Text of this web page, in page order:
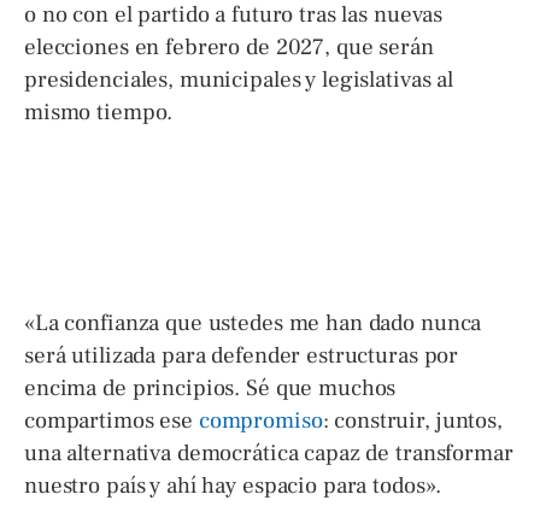
o no con el partido a futuro tras las nuevas
elecciones en febrero de 2027, que serán
presidenciales, municipales y legislativas al
mismo tiempo.
«La confianza que ustedes me han dado nunca
será utilizada para defender estructuras por
encima de principios. Sé que muchos
compartimos ese compromiso: construir, juntos,
una alternativa democrática capaz de transformar
nuestro país y ahí hay espacio para todos».